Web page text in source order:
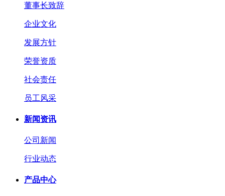
董事长致辞
企业文化
发展方针
荣誉资质
社会责任
员工风采
新闻资讯
公司新闻
行业动态
产品中心